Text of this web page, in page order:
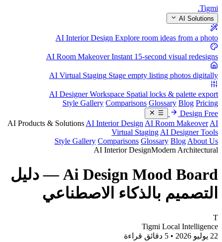
Tigmi
.
AI Solutions
AI Interior Design Explore room ideas from a photo
AI Room Makeover Instant 15-second visual redesigns
AI Virtual Staging Stage empty listing photos digitally
AI Designer Workspace Spatial locks & palette export
Style Gallery Comparisons Glossary Blog Pricing
Design Free
AI Products & Solutions AI Interior Design AI Room Makeover AI
Virtual Staging AI Designer Tools
Style Gallery Comparisons Glossary Blog About Us
AI Interior DesignModern Architectural
Ai Design Mood Board — دليل
التصميم بالذكاء الاصطناعي
T
Tigmi Local Intelligence
22 يوليو 2026 • 5 دقائق قراءة